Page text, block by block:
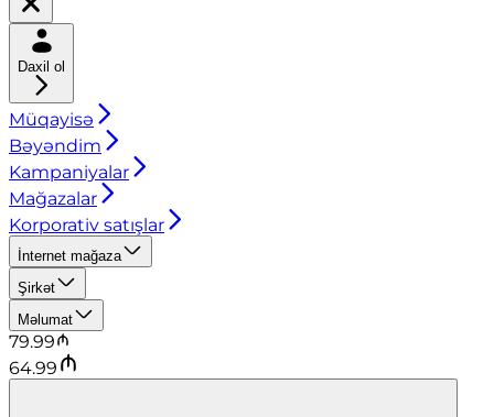
Daxil ol
Müqayisə
Bəyəndim
Kampaniyalar
Mağazalar
Korporativ satışlar
İnternet mağaza
Şirkət
Məlumat
79.99
64.99